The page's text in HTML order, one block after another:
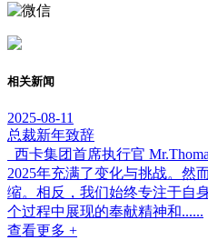
相关新闻
2025-08-11
总裁新年致辞
西卡集团首席执行官
2025年充满了变化与挑战。然
缩。相反，我们始终专注于自
个过程中展现的奉献精神和......
查看更多 +